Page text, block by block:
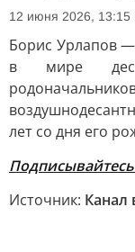
12 июня 2026, 13:15
Борис Урлапов
в мире
лет со дня его
Источник: Канал